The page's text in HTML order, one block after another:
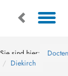
Sie sind hier:
Diekirch